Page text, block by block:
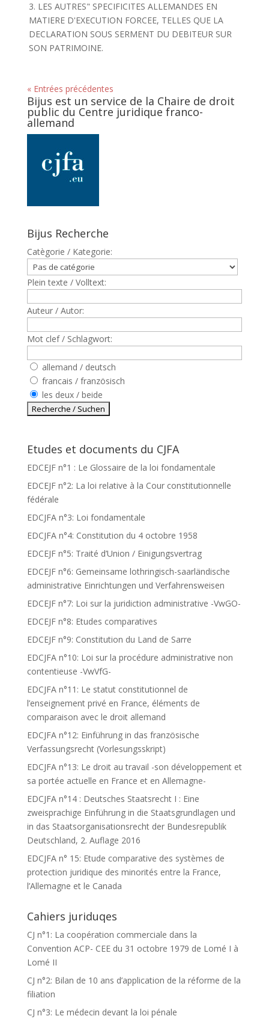
3. LES AUTRES" SPECIFICITES ALLEMANDES EN
MATIERE D'EXECUTION FORCEE, TELLES QUE LA
DECLARATION SOUS SERMENT DU DEBITEUR SUR
SON PATRIMOINE.
« Entrées précédentes
Bijus est un service de la Chaire de droit
public du Centre juridique franco-
allemand
Bijus Recherche
Catègorie / Kategorie:
Plein texte / Volltext:
Auteur / Autor:
Mot clef / Schlagwort:
allemand / deutsch
francais / französisch
les deux / beide
Etudes et documents du CJFA
EDCEJF n°1 : Le Glossaire de la loi fondamentale
EDCEJF n°2: La loi relative à la Cour constitutionnelle
fédérale
EDCJFA n°3: Loi fondamentale
EDCJFA n°4: Constitution du 4 octobre 1958
EDCEJF n°5: Traité d’Union / Einigungsvertrag
EDCEJF n°6: Gemeinsame lothringisch-saarländische
administrative Einrichtungen und Verfahrensweisen
EDCEJF n°7: Loi sur la juridiction administrative -VwGO-
EDCEJF n°8: Etudes comparatives
EDCEJF n°9: Constitution du Land de Sarre
EDCJFA n°10: Loi sur la procédure administrative non
contentieuse -VwVfG-
EDCJFA n°11: Le statut constitutionnel de
l’enseignement privé en France, éléments de
comparaison avec le droit allemand
EDCJFA n°12: Einführung in das französische
Verfassungsrecht (Vorlesungsskript)
EDCJFA n°13: Le droit au travail -son développement et
sa portée actuelle en France et en Allemagne-
EDCJFA n°14 : Deutsches Staatsrecht I : Eine
zweisprachige Einführung in die Staatsgrundlagen und
in das Staatsorganisationsrecht der Bundesrepublik
Deutschland, 2. Auflage 2016
EDCJFA n° 15: Etude comparative des systèmes de
protection juridique des minorités entre la France,
l’Allemagne et le Canada
Cahiers juriduqes
CJ n°1: La coopération commerciale dans la
Convention ACP- CEE du 31 octobre 1979 de Lomé I à
Lomé II
CJ n°2: Bilan de 10 ans d’application de la réforme de la
filiation
CJ n°3: Le médecin devant la loi pénale